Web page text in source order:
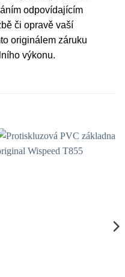
odpovídajícím
či opravě vaší
originálem záruku
výkonu.